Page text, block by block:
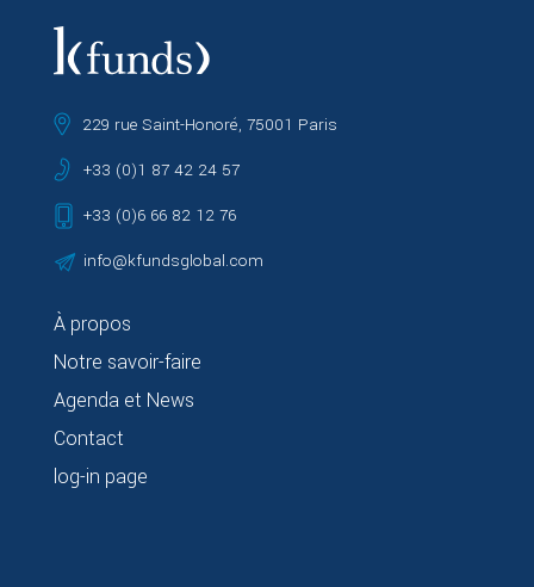
229 rue Saint-Honoré, 75001 Paris
+33 (0)1 87 42 24 57
+33 (0)6 66 82 12 76
info@kfundsglobal.com
À propos
Notre savoir-faire
Agenda et News
Contact
log-in page